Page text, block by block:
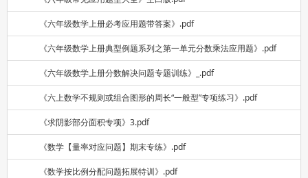
《六年级数学上册必考应用题带答案》.pdf
《六年级数学上册典型例题系列之第一单元分数乘法应用题》.pdf
《六年级数学上册分数解决问题专题训练》_.pdf
《六上数学不规则或组合图形的周长“一般型”专项练习》.pdf
《求阴影部分面积专项》3.pdf
《数学【量率对应问题】期末专练》.pdf
《数学按比例分配问题拓展特训》.pdf